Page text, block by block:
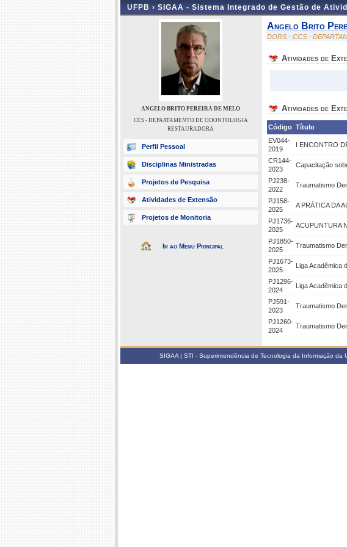
UFPB › SIGAA - Sistema Integrado de Gestão de
ANGELO BRITO PEREIRA DE MELO
CCS - DEPARTAMENTO DE ODONTOLOGIA
RESTAURADORA
Perfil Pessoal
Disciplinas Ministradas
Projetos de Pesquisa
Atividades de Extensão
Projetos de Monitoria
Ir ao Menu Principal
Angelo Brito
DORS - CCS -
Atividades de
Atividades de
Código Título
EV044-
2019
I ENCONTRO
CR144-
2023
Capacitação
PJ238-
2022
Traumatismo
PJ158-
2025
A PRÁTICA DA
PJ1736-
2025
ACUPUNTURA
PJ1850-
2025
Traumatismo
PJ1673-
2025
Liga Acadêmica
PJ1296-
2024
Liga Acadêmica
PJ591-
2023
Traumatismo
PJ1260-
2024
Traumatismo
SIGAA | STI - Superintendência de Tecnologia da Informação